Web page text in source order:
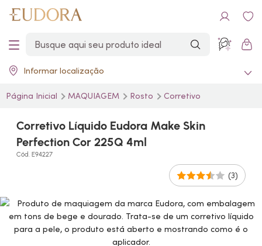
Informar localização
Página Inicial MAQUIAGEM Rosto Corretivo
Corretivo Líquido Eudora Make Skin
Perfection Cor 225Q 4ml
Cód. E94227
(3)